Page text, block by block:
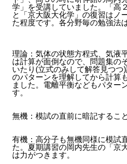
学」を受講していました。「高
と「京大阪大化学」の復習はノ
た程度です。各分野毎の勉強法
理論：気体の状態方程式、気液
は計算が面倒なので、問題集の
いたり(立式のみして解答見つつ
のパターンを理解してから計算
ました。電離平衡などもパター
す。
無機：模試の直前に暗記するこ
有機：高分子も無機同様に模試
た。夏期講習の岡内先生の「京
は力がつきます。